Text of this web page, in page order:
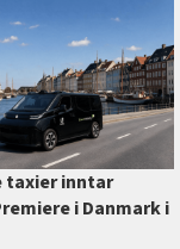
taxier inntar
i Danmark i